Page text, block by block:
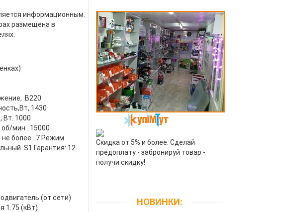
информационным.
размещена в
.В220
Вт..1000
мин ..15000
более...7 Режим
.S1 Гарантия: 12
(от сети)
1.75 (кВт)
Скидка от 5% и более. Сделай
предоплату - забронируй товар -
получи скидку!
НОВИНКИ: